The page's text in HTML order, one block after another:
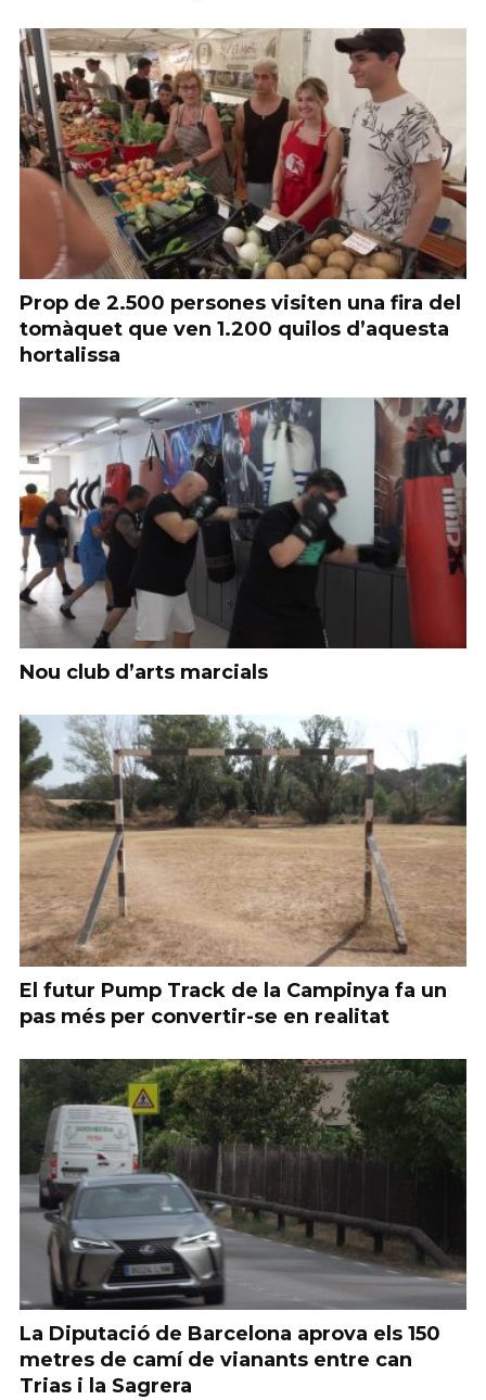
Prop de 2.500 persones visiten una fira del
tomàquet que ven 1.200 quilos d’aquesta
hortalissa
Nou club d’arts marcials
El futur Pump Track de la Campinya fa un
pas més per convertir-se en realitat
La Diputació de Barcelona aprova els 150
metres de camí de vianants entre can
Trias i la Sagrera